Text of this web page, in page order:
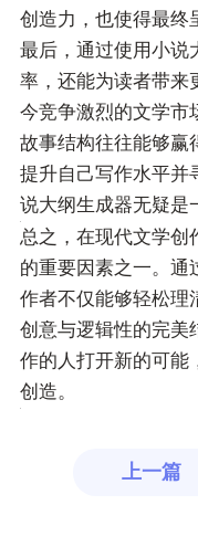
创造力，也使得最终
最后，通过使用小说
率，还能为读者带来
今竞争激烈的文学市
故事结构往往能够赢
提升自己写作水平并
说大纲生成器无疑是
总之，在现代文学创
的重要因素之一。通
作者不仅能够轻松理
创意与逻辑性的完美
作的人打开新的可能
创造。
上一篇